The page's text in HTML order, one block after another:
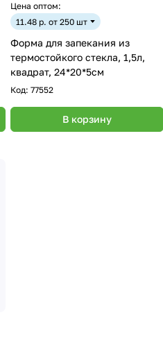
Цена оптом:
11.48 р. от 250 шт
Форма для запекания из
термостойкого стекла, 1,5л,
квадрат, 24*20*5см
Код: 77552
В корзину